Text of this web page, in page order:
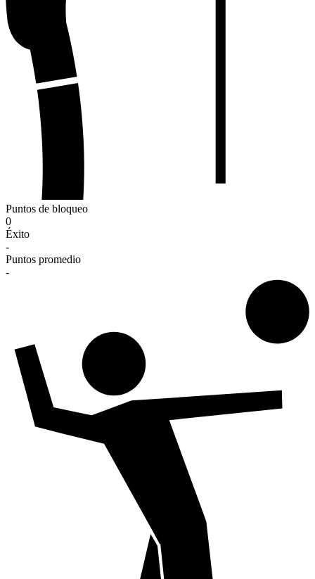
Puntos de bloqueo
0
Éxito
-
Puntos promedio
-